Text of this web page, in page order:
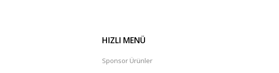
HIZLI MENÜ
Sponsor Ürünler